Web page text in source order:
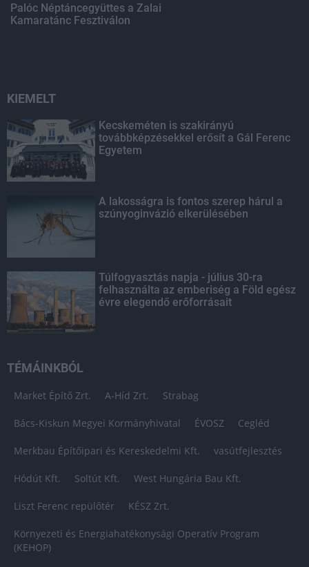
Palóc Néptáncegyüttes a Zalai
Kamaratánc Fesztiválon
KIEMELT
Kecskeméten is szakirányú
továbbképzésekkel erősít a Gál Ferenc
Egyetem
A lakosságra is fontos szerep hárul a
szúnyoginvázió elkerülésében
Túlfogyasztás napja - július 30-ra
felhasználta az emberiség a Föld egész
évre elegendő erőforrásait
TÉMÁINKBÓL
Market Építő Zrt. A-Híd Zrt. Strabag
Bács-Kiskun Megyei Kormányhivatal ÉVOSZ Cegléd
Merkbau Építőipari és Kereskedelmi Kft. vasútfejlesztés
Hódút Kft. Soltút Kft. West Hungária Bau Kft.
Liszt Ferenc repülőtér KÉSZ Zrt.
Környezeti és Energiahatékonysági Operatív Program
(KEHOP)